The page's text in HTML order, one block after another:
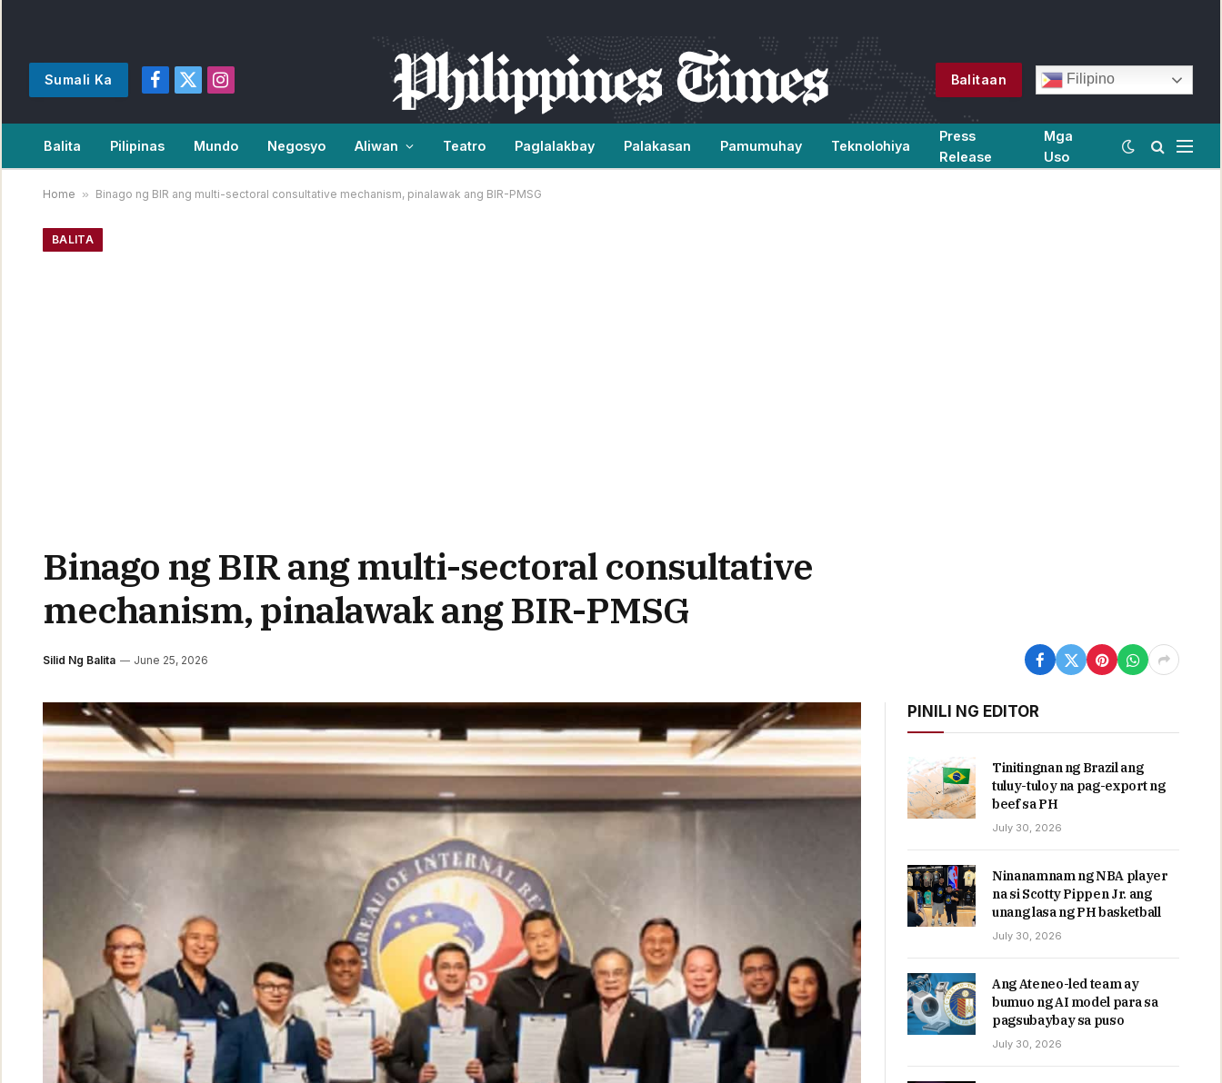
Sumali Ka
Facebook
X
Instagram
Balitaan Filipino
Balita Pilipinas Mundo Negosyo Aliwan Teatro Paglalakbay Palakasan Pamumuhay Teknolohiya
Press
Release
Mga
Uso
Home » Binago ng BIR ang multi-sectoral consultative mechanism, pinalawak ang BIR-PMSG
BALITA
Binago ng BIR ang multi-sectoral consultative
mechanism, pinalawak ang BIR-PMSG
Silid Ng Balita June 25, 2026
PINILI NG EDITOR
Tinitingnan ng Brazil ang
tuluy-tuloy na pag-export ng
beef sa PH
July 30, 2026
Ninanamnam ng NBA player
na si Scotty Pippen Jr. ang
unang lasa ng PH basketball
July 30, 2026
Ang Ateneo-led team ay
bumuo ng AI model para sa
pagsubaybay sa puso
July 30, 2026